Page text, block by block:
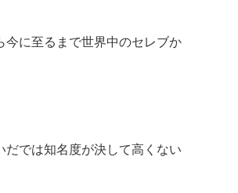
今に至るまで世界中のセレブか
では知名度が決して高くない